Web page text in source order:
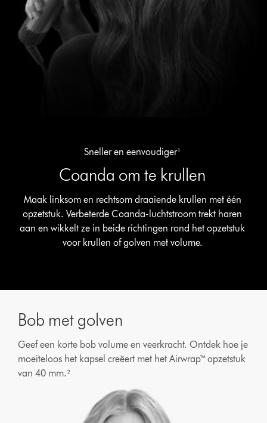
Sneller en eenvoudiger¹
Coanda om te krullen
Maak linksom en rechtsom draaiende krullen met één
opzetstuk. Verbeterde Coanda-luchtstroom trekt haren
aan en wikkelt ze in beide richtingen rond het opzetstuk
voor krullen of golven met volume.
openen
Bob met golven
Geef een korte bob volume en veerkracht. Ontdek hoe je
moeiteloos het kapsel creëert met het Airwrap™ opzetstuk
van 40 mm.²